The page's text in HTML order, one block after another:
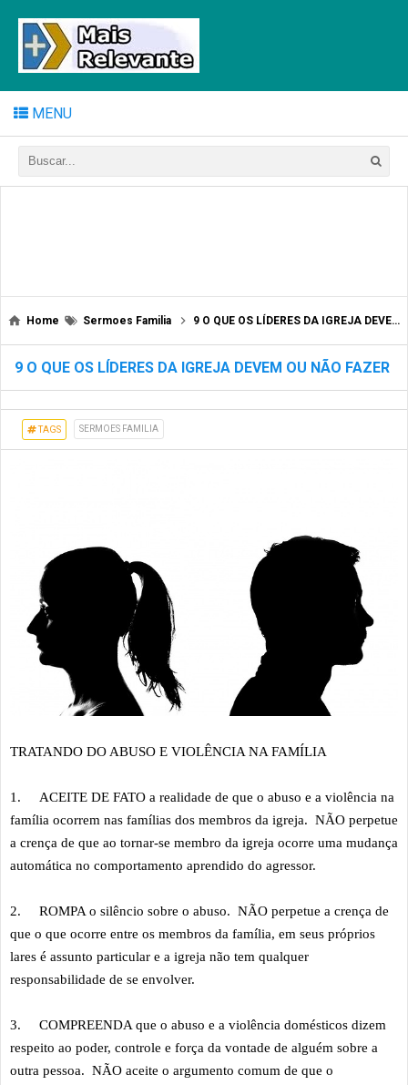
MENU
Home Sermoes Familia 9 O QUE OS LÍDERES DA IGREJA DEVEM OU NÃO FAZER
9 O QUE OS LÍDERES DA IGREJA DEVEM OU NÃO FAZER
TAGS SERMOES FAMILIA
TRATANDO DO ABUSO E VIOLÊNCIA NA FAMÍLIA
1.
ACEITE DE FATO a realidade de que o abuso e a violência na
família ocorrem nas famílias dos membros da igreja. NÃO perpetue
a crença de que ao tornar-se membro da igreja ocorre uma mudança
automática no comportamento aprendido do agressor.
2.
ROMPA o silêncio sobre o abuso. NÃO perpetue a crença de
que o que ocorre entre os membros da família, em seus próprios
lares é assunto particular e a igreja não tem qualquer
responsabilidade de se envolver.
3.
COMPREENDA que o abuso e a violência domésticos dizem
respeito ao poder, controle e força da vontade de alguém sobre a
outra pessoa. NÃO aceite o argumento comum de que o